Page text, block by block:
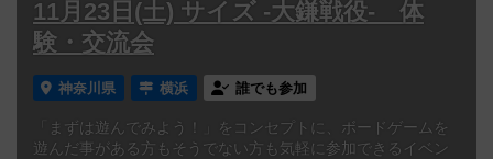
11月23日(土) サイズ -大鎌戦役- 体
験・交流会
神奈川県 横浜 誰でも参加
「まずは遊んでみよう！」をコンセプトに、ボードゲームを
遊んだ事がある方もそうでない方も気軽に参加できるイベン